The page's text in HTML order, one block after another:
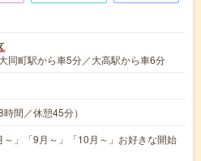
同町駅から車5分／大高駅から車6分
間／休憩45分）
」「9月～」「10月～」お好きな開始